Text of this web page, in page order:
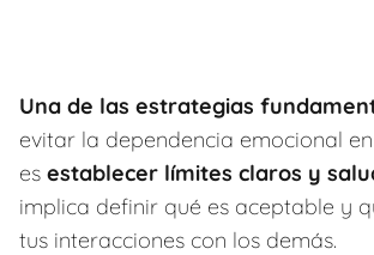
Una de las estrategias
evitar la dependencia emocional
es establecer límites claros y
implica definir qué es aceptable y
tus interacciones con los demás.